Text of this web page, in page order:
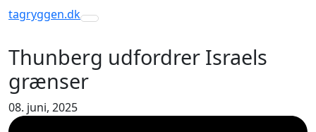
tagryggen.dk
Toggle navigation
Thunberg udfordrer Israels
grænser
08. juni, 2025